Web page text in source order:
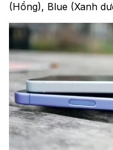
(Hồng), Blue (Xanh